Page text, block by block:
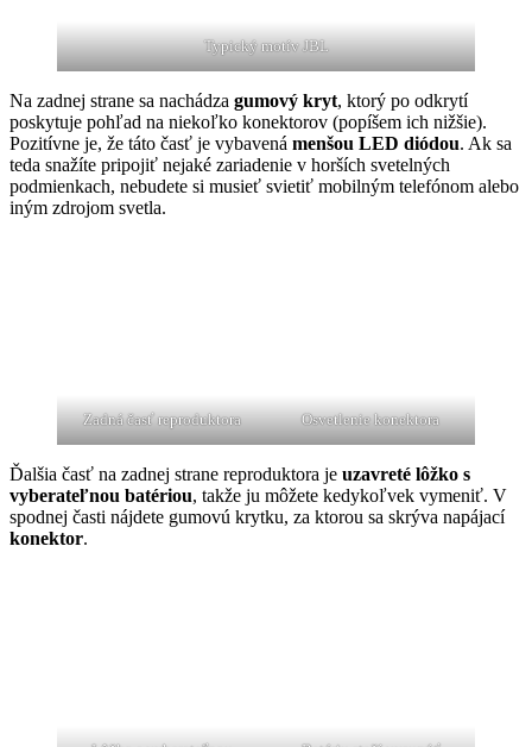
Typický motív JBL
Na zadnej strane sa nachádza gumový kryt, ktorý po odkrytí
poskytuje pohľad na niekoľko konektorov (popíšem ich nižšie).
Pozitívne je, že táto časť je vybavená menšou LED diódou. Ak sa
teda snažíte pripojiť nejaké zariadenie v horších svetelných
podmienkach, nebudete si musieť svietiť mobilným telefónom alebo
iným zdrojom svetla.
Zadná časť reproduktora Osvetlenie konektora
Ďalšia časť na zadnej strane reproduktora je uzavreté lôžko s
vyberateľnou batériou, takže ju môžete kedykoľvek vymeniť. V
spodnej časti nájdete gumovú krytku, za ktorou sa skrýva napájací
konektor.